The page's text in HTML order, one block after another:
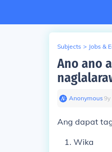
Subjects > Jobs &
Ano ano
Anonymous∙9y
Ang dapat
Wika